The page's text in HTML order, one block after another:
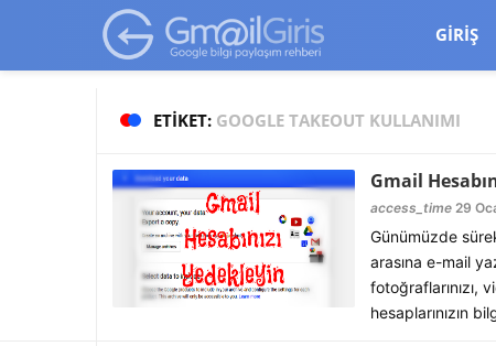
google-site-
GIRIŞ
ETIKET: GOOGLE TAKEOUT KULLANIMI
Gmail
access_time 29
Günümüzde
arasına e-mail
fotoğraflarınızı,
hesaplarınızın